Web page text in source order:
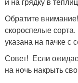
Обратите
скороспелые
указана на пачке с
Совет! Если
на ночь накрыть